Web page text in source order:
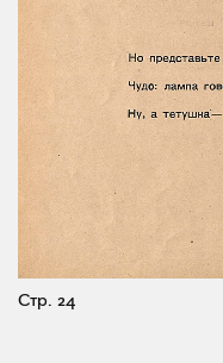
Стр. 24